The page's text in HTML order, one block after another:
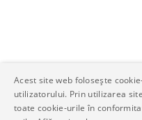
Acest site web folosește
utilizatorului. Prin utilizarea
toate cookie-urile în